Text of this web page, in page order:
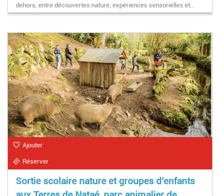
dehors, entre découvertes nature, expériences sensorielles et…
Ajouter
Réserver
Sortie scolaire nature et groupes d’enfants